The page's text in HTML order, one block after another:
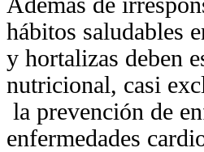
hábitos saludables
y hortalizas deben
nutricional, casi
la prevención de
enfermedades